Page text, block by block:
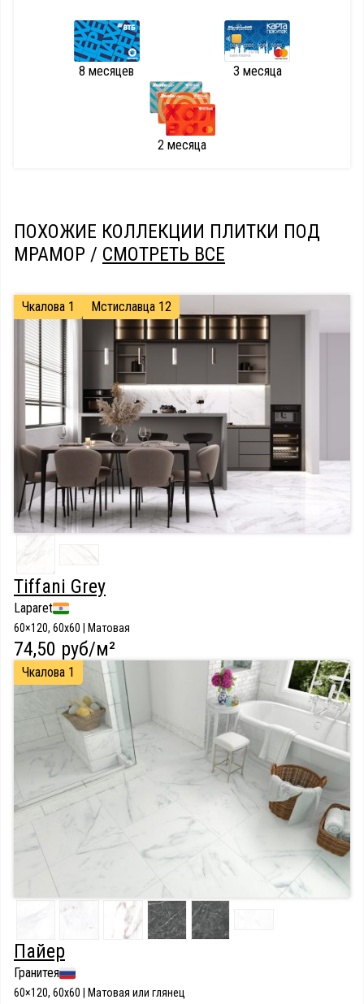
8 месяцев 3 месяца
2 месяца
ПОХОЖИЕ КОЛЛЕКЦИИ ПЛИТКИ ПОД
МРАМОР / СМОТРЕТЬ ВСЕ
Чкалова 1 Мстиславца 12
Tiffani Grey
Laparet
60×120, 60x60 | Матовая
74,50 руб/м²
Чкалова 1
Пайер
Гранитея
60×120, 60x60 | Матовая или глянец